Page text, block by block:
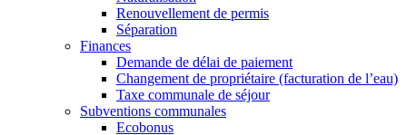
Renouvellement de permis
Séparation
Finances
Demande de délai de paiement
Changement de propriétaire (facturation de l’eau)
Taxe communale de séjour
Subventions communales
Ecobonus